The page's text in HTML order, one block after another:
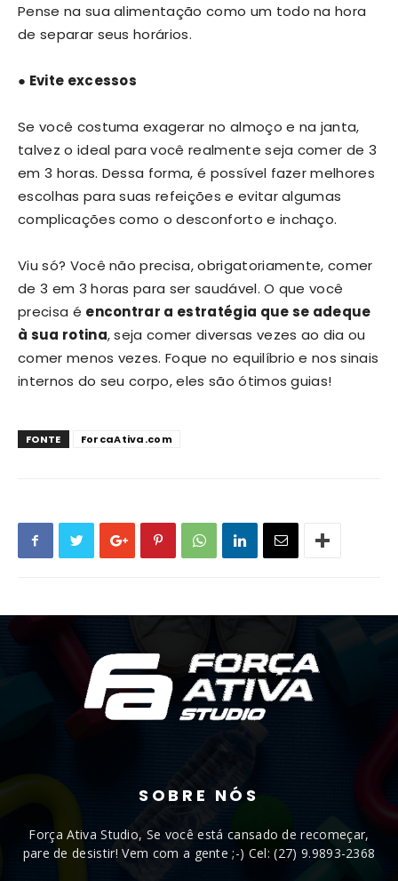
Pense na sua alimentação como um todo na hora
de separar seus horários.
● Evite excessos
Se você costuma exagerar no almoço e na janta,
talvez o ideal para você realmente seja comer de 3
em 3 horas. Dessa forma, é possível fazer melhores
escolhas para suas refeições e evitar algumas
complicações como o desconforto e inchaço.
Viu só? Você não precisa, obrigatoriamente, comer
de 3 em 3 horas para ser saudável. O que você
precisa é encontrar a estratégia que se adeque
à sua rotina, seja comer diversas vezes ao dia ou
comer menos vezes. Foque no equilíbrio e nos sinais
internos do seu corpo, eles são ótimos guias!
FONTE ForcaAtiva.com
SOBRE NÓS
Força Ativa Studio, Se você está cansado de recomeçar,
pare de desistir! Vem com a gente ;-) Cel: (27) 9.9893-2368